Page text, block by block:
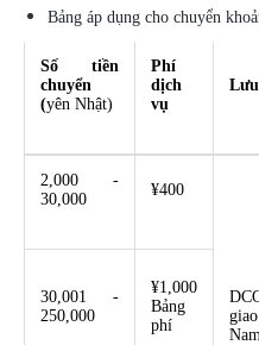
Bảng áp dụng cho chuyển
Số tiền
chuyển
(yên Nhật)
Phí
dịch
vụ
2,000 -
30,000
¥400
Nam.
30,001 -
250,000
¥1,000
Bảng
phí